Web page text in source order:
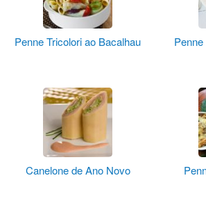
Penne Tricolori ao Bacalhau
Canelone de Ano Novo